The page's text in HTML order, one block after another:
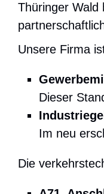
Thüringer Wald
Unsere Firma
Dieser
Im neu
Die